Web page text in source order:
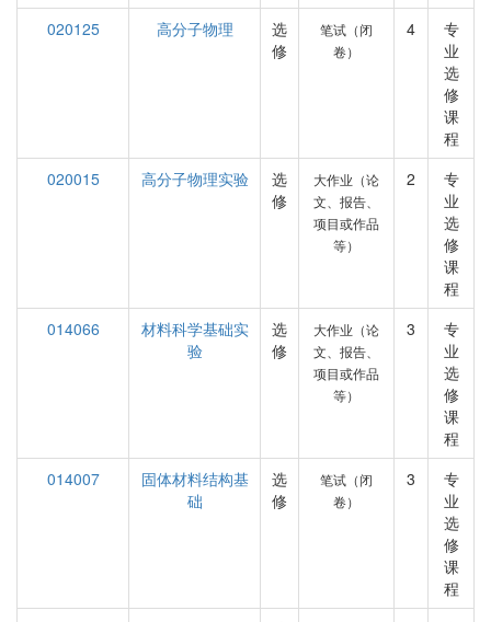
020125
高分子物理
选
修
笔试（闭
卷）
4
专
业
选
修
课
程
020015
高分子物理实验
选
修
大作业（论
文、报告、
项目或作品
等）
2
专
业
选
修
课
程
014066
材料科学基础实
验
选
修
大作业（论
文、报告、
项目或作品
等）
3
专
业
选
修
课
程
014007
固体材料结构基
础
选
修
笔试（闭
卷）
3
专
业
选
修
课
程